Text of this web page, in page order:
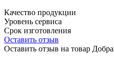
Качество продукции
Уровень сервиса
Срок изготовления
Оставить отзыв
Оставить отзыв на товар